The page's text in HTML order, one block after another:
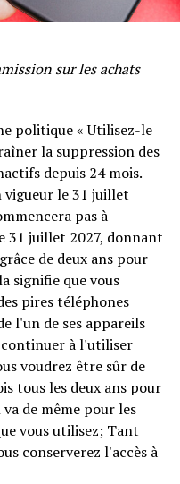
sur les achats
politique « Utilisez-le
la suppression des
depuis 24 mois.
vigueur le 31 juillet
pas à
31 juillet 2027, donnant
de deux ans pour
signifie que vous
pires téléphones
l'un de ses appareils
continuer à l'utiliser
voudrez être sûr de
tous les deux ans pour
de même pour les
vous utilisez; Tant
conserverez l'accès à